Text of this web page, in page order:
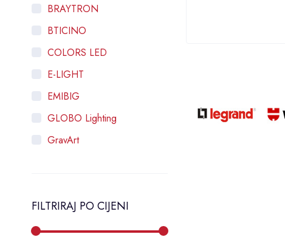
BRAYTRON
BTICINO
COLORS LED
E-LIGHT
EMIBIG
GLOBO Lighting
GravArt
LAMBARIO
LEGRAND
FILTRIRAJ PO CIJENI